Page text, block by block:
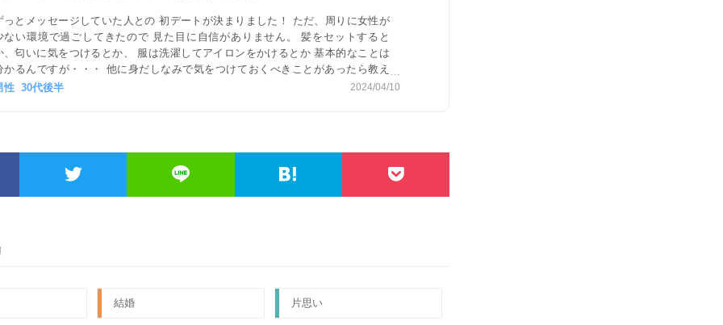
っとメッセージしていた人との 初デートが決まりました！ ただ、周りに女性が
ない環境で過ごしてきたので 見た目に自信がありません。 髪をセットすると
、匂いに気をつけるとか、 服は洗濯してアイロンをかけるとか 基本的なことは
かるんですが・・・ 他に身だしなみで気をつけておくべきことがあったら教え
ください！
性 30代後半 2024/04/10
結婚 片思い